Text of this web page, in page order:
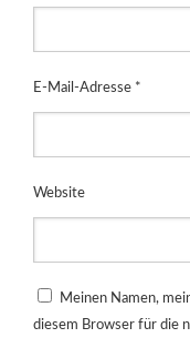
E-Mail-Adresse *
Website
Meinen Namen,
diesem Browser für die